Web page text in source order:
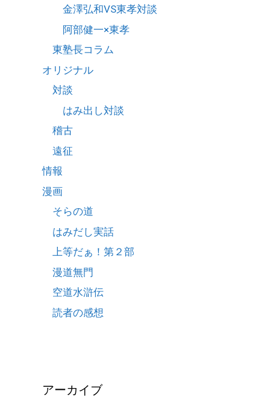
金澤弘和VS東孝対談
阿部健一×東孝
東塾長コラム
オリジナル
対談
はみ出し対談
稽古
遠征
情報
漫画
そらの道
はみだし実話
上等だぁ！第２部
漫道無門
空道水滸伝
読者の感想
アーカイブ